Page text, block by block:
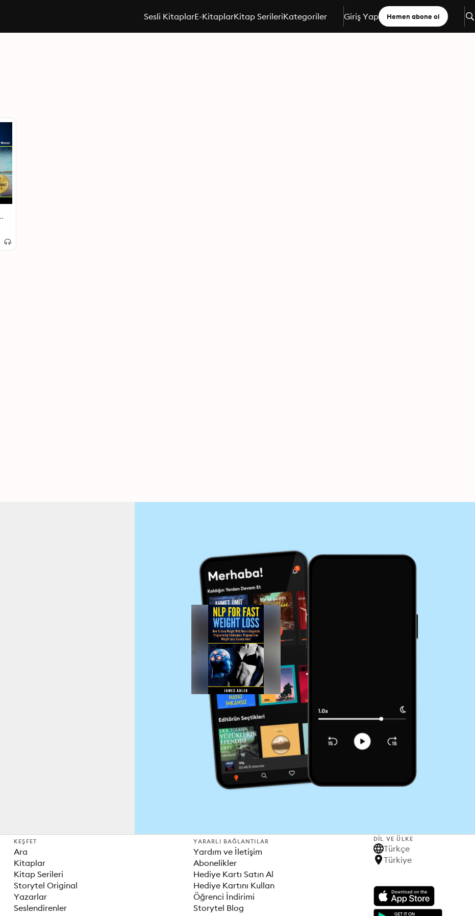
Sesli KitaplarE-KitaplarKitap SerileriKategoriler Giriş Yap Hemen abone ol
KEŞFET
Ara
Kitaplar
Kitap Serileri
Storytel Original
Yazarlar
Seslendirenler
YARARLI BAĞLANTILAR
Yardım ve İletişim
Abonelikler
Hediye Kartı Satın Al
Hediye Kartını Kullan
Öğrenci İndirimi
Storytel Blog
DIL VE ÜLKE
Türkçe
Türkiye